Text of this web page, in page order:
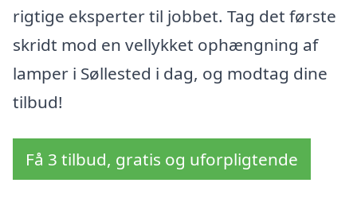
rigtige eksperter til jobbet. Tag det første
skridt mod en vellykket ophængning af
lamper i Søllested i dag, og modtag dine
tilbud!
Få 3 tilbud, gratis og uforpligtende